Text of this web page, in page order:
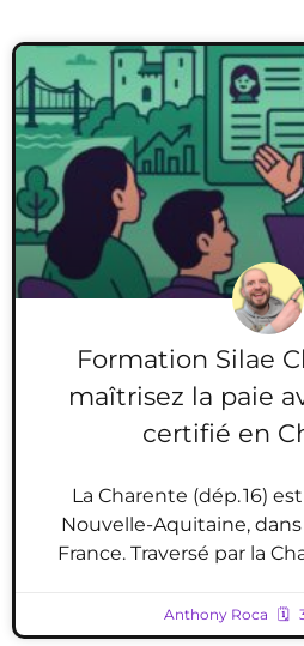
Formation Silae
maîtrisez la paie
certifié en
La Charente (dép. 16)
Nouvelle-Aquitaine,
France. Traversé par la
Anthony Roca